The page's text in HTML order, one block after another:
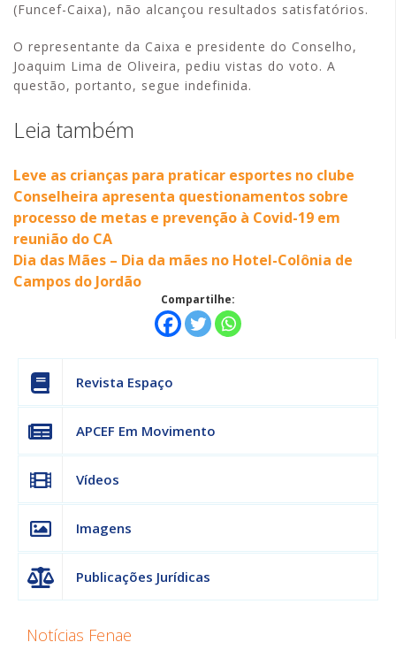
(Funcef-Caixa), não alcançou resultados satisfatórios.
O representante da Caixa e presidente do Conselho,
Joaquim Lima de Oliveira, pediu vistas do voto. A
questão, portanto, segue indefinida.
Leia também
Leve as crianças para praticar esportes no clube
Conselheira apresenta questionamentos sobre
processo de metas e prevenção à Covid-19 em
reunião do CA
Dia das Mães – Dia da mães no Hotel-Colônia de
Campos do Jordão
Compartilhe:
Revista Espaço
APCEF Em Movimento
Vídeos
Imagens
Publicações Jurídicas
Notícias Fenae